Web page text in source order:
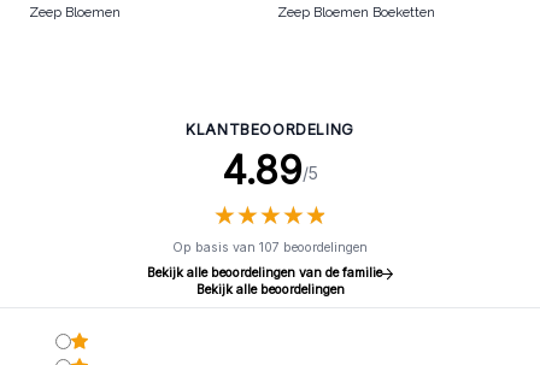
Zeep Bloemen Zeep Bloemen Boeketten
KLANTBEOORDELING
4.89/5
★★★★★
★★★★★
Op basis van 107 beoordelingen
Bekijk alle beoordelingen van de familie
Bekijk alle beoordelingen